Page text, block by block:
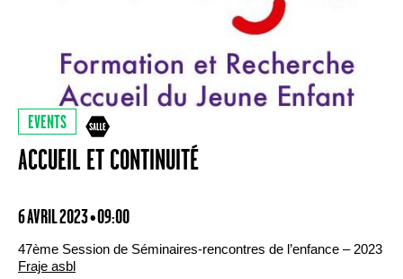
EVENTS
ACCUEIL ET CONTINUITÉ
6 AVRIL 2023 • 09:00
47ème Session de Séminaires-rencontres de l’enfance – 2023
Fraje asbl